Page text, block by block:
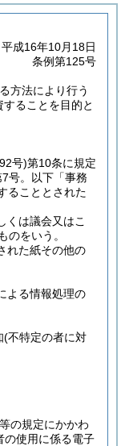
平成16年10月18日
条例第125号
方法により行う
ることを目的と
号)第10条に規定
号。以下「事務
ることとされた
は議会又はこ
のをいう。
れた紙その他の
よる情報処理の
(不特定の者に対
の規定にかかわ
の使用に係る電子